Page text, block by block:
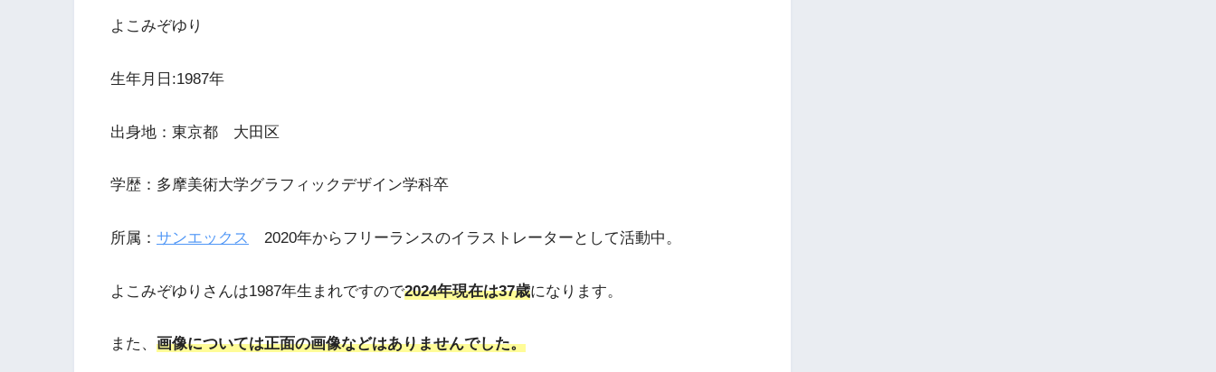
よこみぞゆり
生年月日:1987年
出身地：東京都 大田区
学歴：多摩美術大学グラフィックデザイン学科卒
所属： サンエックス 2020年からフリーランスのイラストレーターとして活動中。
よこみぞゆりさんは1987年生まれですので2024年現在は37歳になります。
また、 画像については正面の画像などはありませんでした。